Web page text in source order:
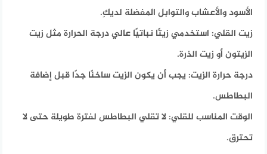
الأسود والأعشاب والتوابل المفضلة لديكِ.
زيت القلي: استخدمي زيتًا نباتيًا عالي درجة الحرارة مثل زيت
الزيتون أو زيت الذرة.
درجة حرارة الزيت: يجب أن يكون الزيت ساخنًا جدًا قبل إضافة
البطاطس.
الوقت المناسب للقلي: لا تقلي البطاطس لفترة طويلة حتى لا
تحترق.